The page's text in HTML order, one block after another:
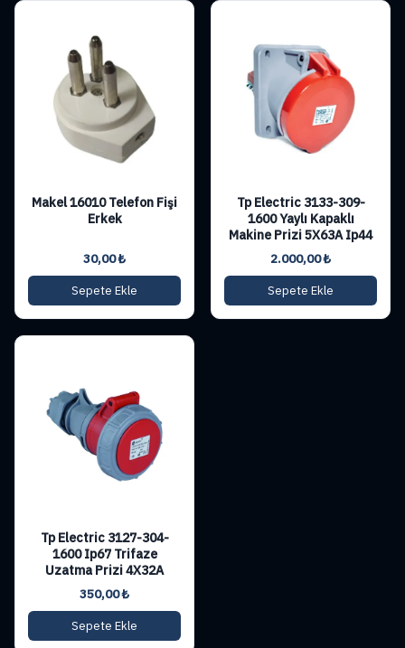
Makel 16010 Telefon Fişi
Erkek
30,00₺
Sepete Ekle
Tp Electric 3133-309-
1600 Yaylı Kapaklı
Makine Prizi 5X63A Ip44
2.000,00₺
Sepete Ekle
Tp Electric 3127-304-
1600 Ip67 Trifaze
Uzatma Prizi 4X32A
350,00₺
Sepete Ekle